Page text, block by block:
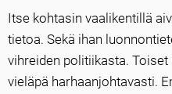
Itse kohtasin vaalikentillä
tietoa. Sekä ihan
vihreiden politiikasta.
vieläpä harhaanjohtavasti.